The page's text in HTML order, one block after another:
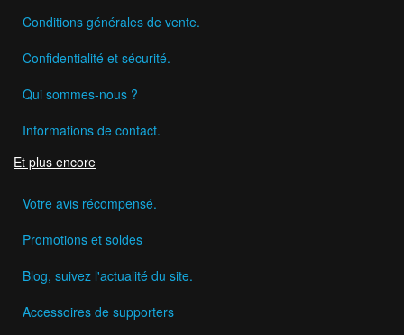
Conditions générales de vente.
Confidentialité et sécurité.
Qui sommes-nous ?
Informations de contact.
Et plus encore
Votre avis récompensé.
Promotions et soldes
Blog, suivez l'actualité du site.
Accessoires de supporters